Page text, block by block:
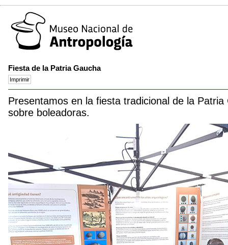
Fiesta de la Patria Gaucha
Presentamos en la fiesta tradicional de la
sobre boleadoras.